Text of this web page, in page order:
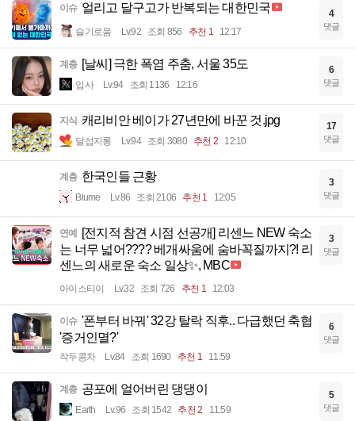
이슈 얼리고 달구고가 반복되는 대한민국
슬기로움 Lv.92 조회 856 추천 1 12:17
4
댓글
계층 [날씨] 극한 폭염 주춤, 서울 35도
입사 Lv.94 조회 1136 12:16
6
댓글
지식 캐리비안 베이가 27년만에 바꾼 것.jpg
달섭지롱 Lv.94 조회 3080 추천 2 12:10
17
댓글
계층 한국인들 근황
Blume Lv.86 조회 2106 추천 1 12:05
3
댓글
연예
[전지적 참견 시점 선공개] 리센느 NEW 숙소
는 너무 넓어???? 베개싸움에 숨바꼭질까지?! 리
센느의 새로운 숙소 일상✨, MBC
아이스티이 Lv.32 조회 726 추천 1 12:03
3
댓글
이슈 '폰부터 바꿔' 32강 탈락 직후.. 다급했던 축협
'증거인멸?'
작두콩차 Lv.84 조회 1690 추천 1 11:59
6
댓글
계층 공포에 얼어버린 댕댕이
Earth Lv.96 조회 1542 추천 2 11:59
5
댓글